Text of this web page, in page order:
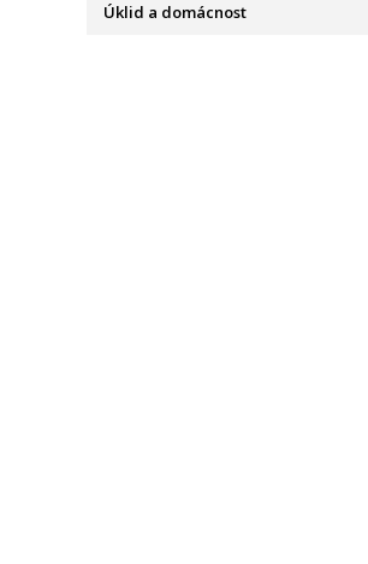
Úklid a domácnost